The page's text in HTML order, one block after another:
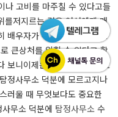
나 고비를 마주칠 수 있다고들
를​저지르는 것은 여성에게 매
배우자가 부정행위를 저지르
큰​상처를 입힐 수 있다고 합
보니​이제는 어떤 상황이 와도
정사무소 덕분에 모르고​지나
러울 때 무엇보다도 중요한
무소 덕분에 탐정사무소 수